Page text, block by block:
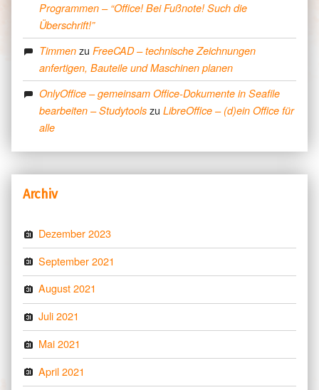
Programmen – “Office! Bei Fußnote! Such die
Überschrift!”
Timmen zuFreeCAD – technische Zeichnungen
anfertigen, Bauteile und Maschinen planen
OnlyOffice – gemeinsam Office-Dokumente in Seafile
bearbeiten – Studytools zuLibreOffice – (d)ein Office für
alle
Archiv
Dezember 2023
September 2021
August 2021
Juli 2021
Mai 2021
April 2021